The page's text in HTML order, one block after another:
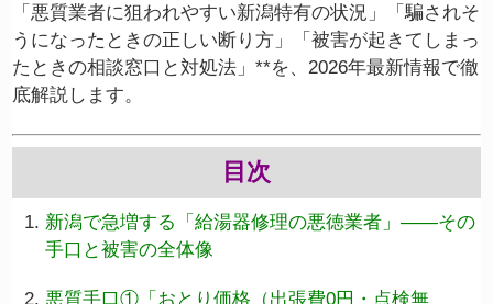
「悪質業者に狙われやすい新潟特有の状況」「騙されそ
うになったときの正しい断り方」「被害が起きてしまっ
たときの相談窓口と対処法」**を、2026年最新情報で徹
底解説します。
目次
新潟で急増する「給湯器修理の悪徳業者」——その
手口と被害の全体像
悪質手口①「おとり価格（出張費0円・点検無